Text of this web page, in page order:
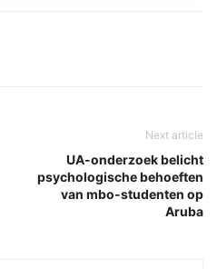
Next article
UA-onderzoek belicht
psychologische behoeften
van mbo-studenten op
Aruba